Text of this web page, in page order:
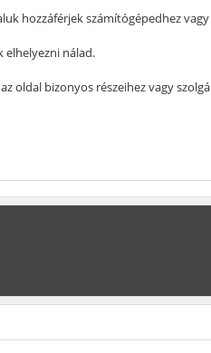
hozzáférjek számítógépedhez
elhelyezni nálad.
oldal bizonyos részeihez vagy